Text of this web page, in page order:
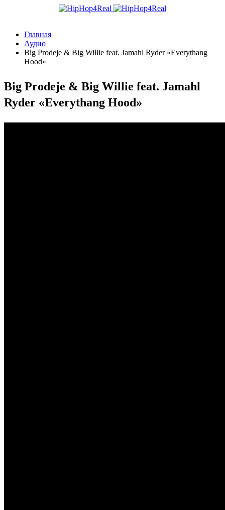
Главная
Аудио
Big Prodeje & Big Willie feat. Jamahl Ryder «Everythang
Hood»
Big Prodeje & Big Willie feat. Jamahl
Ryder «Everythang Hood»